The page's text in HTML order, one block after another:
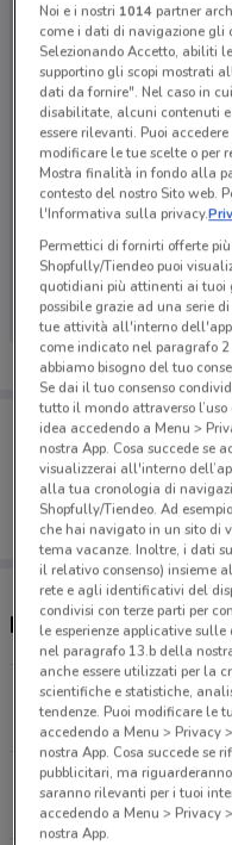
Ci dispiace, al
volantini nella
Porta
Puoi trovare le
salvarle e
dal tuo
Negozi VoltaNatura
Piazza Martiri
3.1 km
Corso Cavour 45
3.9 km
Noi e i nostri 1014partner
come i dati di navigazione gli
Selezionando Accetto, abiliti
supportino gli scopi mostrati
dati da fornire". Nel caso in
disabilitate, alcuni contenuti
essere rilevanti. Puoi
modificare le tue scelte o per
Mostra finalità in fondo alla
contesto del nostro Sito web.
l'Informativa sulla privacy.
Permettici di fornirti offerte
Shopfully/Tiendeo puoi
quotidiani più attinenti ai tuoi
possibile grazie ad una serie
tue attività all'interno
come indicato nel paragrafo
abbiamo bisogno del tuo
Se dai il tuo consenso
tutto il mondo attraverso
idea accedendo a Menu >
nostra App. Cosa succede se
visualizzerai all'interno
alla tua cronologia di
Shopfully/Tiendeo. Ad
che hai navigato in un sito di
tema vacanze. Inoltre, i dati
il relativo consenso) insieme
rete e agli identificativi del
condivisi con terze parti per
le esperienze applicative
nel paragrafo 13.b della
anche essere utilizzati per la
scientifiche e statistiche,
tendenze. Puoi modificare le
accedendo a Menu > Privacy
nostra App. Cosa succede se
pubblicitari, ma
saranno rilevanti per i tuoi
accedendo a Menu > Privacy
nostra App.